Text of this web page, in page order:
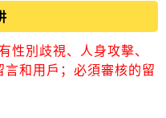
性別歧視、人身攻擊、
和用戶；必須審核的留